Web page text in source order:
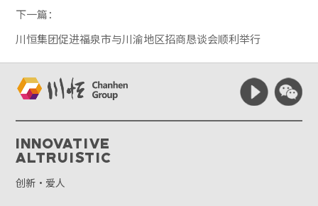
下一篇：
川恒集团促进福泉市与川渝地区招商恳谈会顺利举行
Innovative
Altruistic
创新·爱人